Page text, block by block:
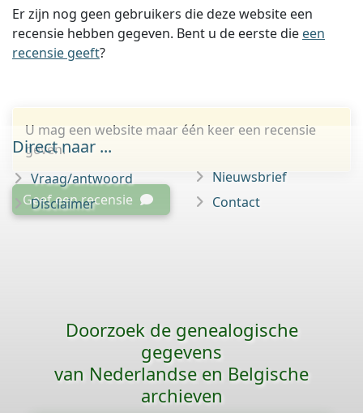
Er zijn nog geen gebruikers die deze website een
recensie hebben gegeven. Bent u de eerste die een
recensie geeft?
U mag een website maar één keer een recensie
geven.
Geef een recensie
Direct naar ...
Vraag/antwoord
Disclaimer
Nieuwsbrief
Contact
Doorzoek de genealogische
gegevens
van Nederlandse en Belgische
archieven